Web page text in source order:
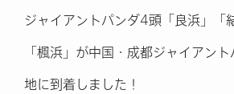
ジャイアントパンダ4頭「良浜」「
「楓浜」が中国・成都ジャイアン
地に到着しました！